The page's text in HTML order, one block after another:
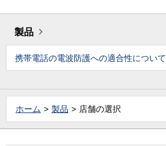
製品
携帯電話の電波防護への適合性について
ホーム 製品 店舗の選択